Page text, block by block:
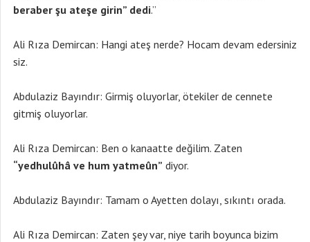
beraber şu ateşe girin” dedi.”
Ali Rıza Demircan: Hangi ateş nerde? Hocam devam edersiniz
siz.
Abdulaziz Bayındır: Girmiş oluyorlar, ötekiler de cennete
gitmiş oluyorlar.
Ali Rıza Demircan: Ben o kanaatte değilim. Zaten
“yedhulûhâ ve hum yatmeûn” diyor.
Abdulaziz Bayındır: Tamam o Ayetten dolayı, sıkıntı orada.
Ali Rıza Demircan: Zaten şey var, niye tarih boyunca bizim